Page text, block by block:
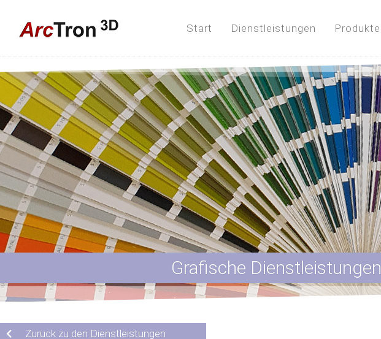
Start Dienstleistungen Produkte
Grafische Dienstleistungen
Zurück zu den Dienstleistungen